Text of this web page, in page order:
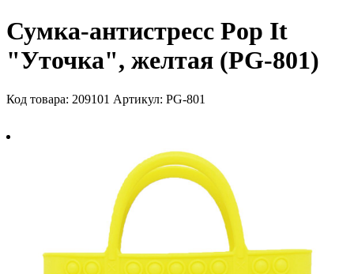
Сумка-антистресс Pop It
"Уточка", желтая (РG-801)
Код товара: 209101 Артикул: РG-801